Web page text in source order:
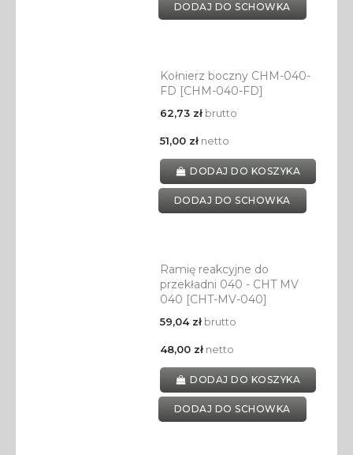
DODAJ DO SCHOWKA
Kołnierz boczny CHM-040-
FD [CHM-040-FD]
62,73 złbrutto
51,00 złnetto
DODAJ DO KOSZYKA
DODAJ DO SCHOWKA
Ramię reakcyjne do
przekładni 040 - CHT MV
040 [CHT-MV-040]
59,04 złbrutto
48,00 złnetto
DODAJ DO KOSZYKA
DODAJ DO SCHOWKA